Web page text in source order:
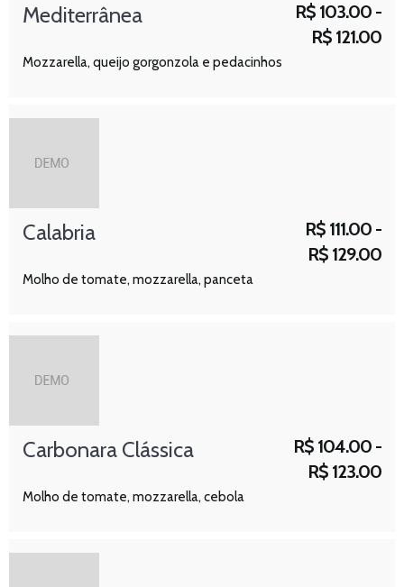
Mediterrânea R$ 103.00 -
R$ 121.00
Mozzarella, queijo gorgonzola e pedacinhos
Calabria R$ 111.00 -
R$ 129.00
Molho de tomate, mozzarella, panceta
Carbonara Clássica R$ 104.00 -
R$ 123.00
Molho de tomate, mozzarella, cebola